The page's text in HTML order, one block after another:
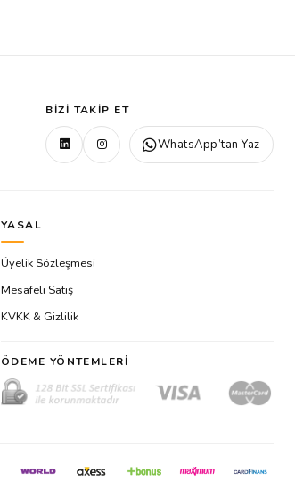
BIZI TAKIP ET
WhatsApp’tan Yaz
YASAL
Üyelik Sözleşmesi
Mesafeli Satış
KVKK & Gizlilik
ÖDEME YÖNTEMLERI